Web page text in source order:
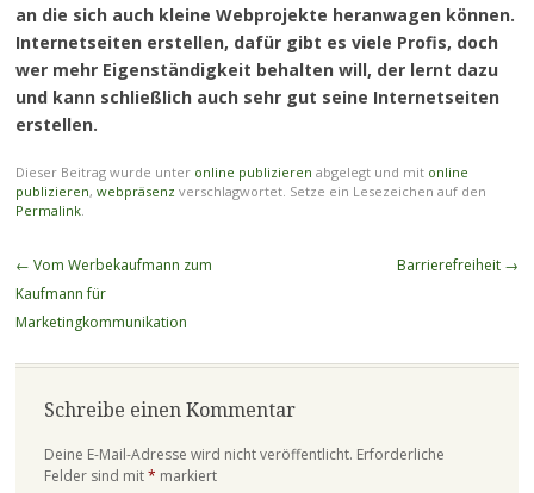
an die sich auch kleine Webprojekte heranwagen können.
Internetseiten erstellen, dafür gibt es viele Profis, doch
wer mehr Eigenständigkeit behalten will, der lernt dazu
und kann schließlich auch sehr gut seine Internetseiten
erstellen.
Dieser Beitrag wurde unter online publizieren abgelegt und mit online
publizieren, webpräsenz verschlagwortet. Setze ein Lesezeichen auf den
Permalink.
Beitragsnavigation
← Vom Werbekaufmann zum
Kaufmann für
Marketingkommunikation
Barrierefreiheit →
Schreibe einen Kommentar
Deine E-Mail-Adresse wird nicht veröffentlicht. Erforderliche
Felder sind mit* markiert